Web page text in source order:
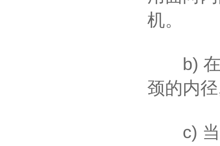
机。
b) 在
颈的内
c) 当